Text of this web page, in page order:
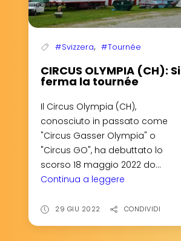
#Svizzera, #Tournée
CIRCUS OLYMPIA (CH): Si
ferma la tournée
Il Circus Olympia (CH),
conosciuto in passato come
"Circus Gasser Olympia" o
"Circus GO", ha debuttato lo
scorso 18 maggio 2022 do...
Continua a leggere
(CH):
Si
29 GIU 2022 CONDIVIDI